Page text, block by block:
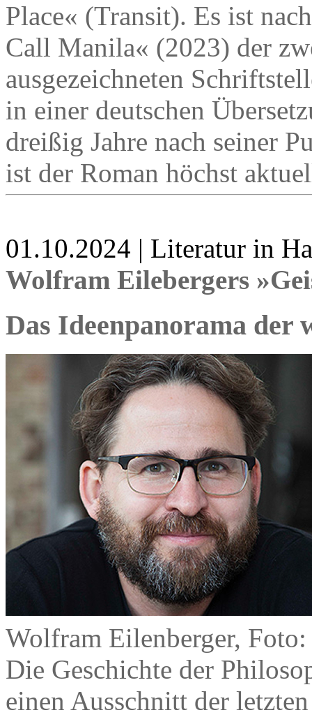
Place« (Transit). Es ist
Call Manila« (2023) der
ausgezeichneten
in einer deutschen
dreißig Jahre nach seiner
ist der Roman höchst
01.10.2024 | Literatur in
Wolfram Eilebergers
Das Ideenpanorama der
Wolfram Eilenberger,
Die Geschichte der
einen Ausschnitt der